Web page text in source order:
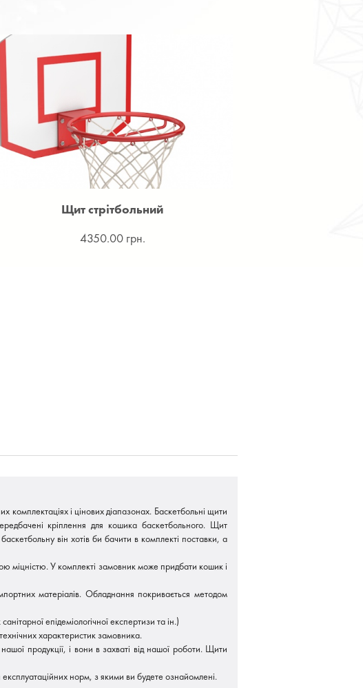
Щит стрітбольний
4350.00 грн.
і цінових діапазонах. Баскетбольні щити
кріплення для кошика баскетбольного. Щит
він хотів би бачити в комплекті поставки, а
міцністю. У комплекті замовник може придбати кошик і
матеріалів. Обладнання покривається методом
епідеміологічної експертизи та ін.)
характеристик замовника.
продукції, і вони в захваті від нашої роботи. Щити
норм, з якими ви будете ознайомлені.